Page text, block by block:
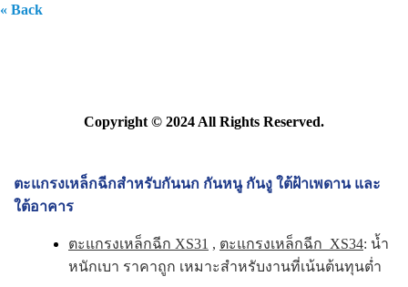
« Back
Copyright © 2024 All Rights Reserved.
ตะแกรงเหล็กฉีกสำหรับกันนก กันหนู กันงู ใต้ฝ้าเพดาน และ
ใต้อาคาร
ตะแกรงเหล็กฉีก XS31 , ตะแกรงเหล็กฉีก XS34: น้ำ
หนักเบา ราคาถูก เหมาะสำหรับงานที่เน้นต้นทุนต่ำ